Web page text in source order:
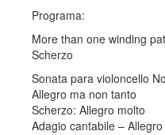
Programa:
More than one winding
Scherzo
Sonata para violoncello
Allegro ma non tanto
Scherzo: Allegro molto
Adagio cantabile –